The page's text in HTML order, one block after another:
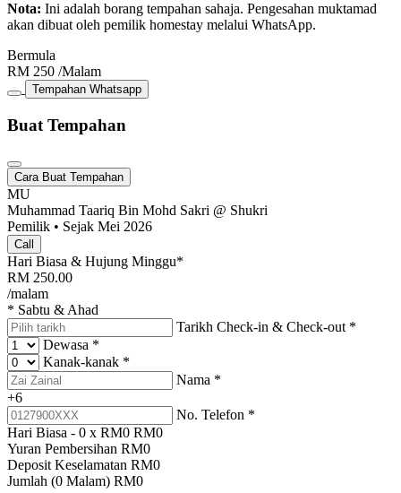
Nota: Ini adalah borang tempahan sahaja. Pengesahan muktamad
akan dibuat oleh pemilik homestay melalui WhatsApp.
Bermula
RM 250 /Malam
Tempahan Whatsapp
Buat Tempahan
Cara Buat Tempahan
MU
Muhammad Taariq Bin Mohd Sakri @ Shukri
Pemilik • Sejak Mei 2026
Call
Hari Biasa & Hujung Minggu*
RM 250.00
/malam
* Sabtu & Ahad
Tarikh Check-in & Check-out *
Dewasa *
Kanak-kanak *
Nama *
+6
No. Telefon *
Hari Biasa - 0 x RM0 RM0
Yuran Pembersihan RM0
Deposit Keselamatan RM0
Jumlah (0 Malam) RM0